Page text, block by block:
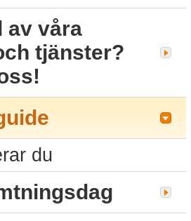
av våra
tjänster?
du